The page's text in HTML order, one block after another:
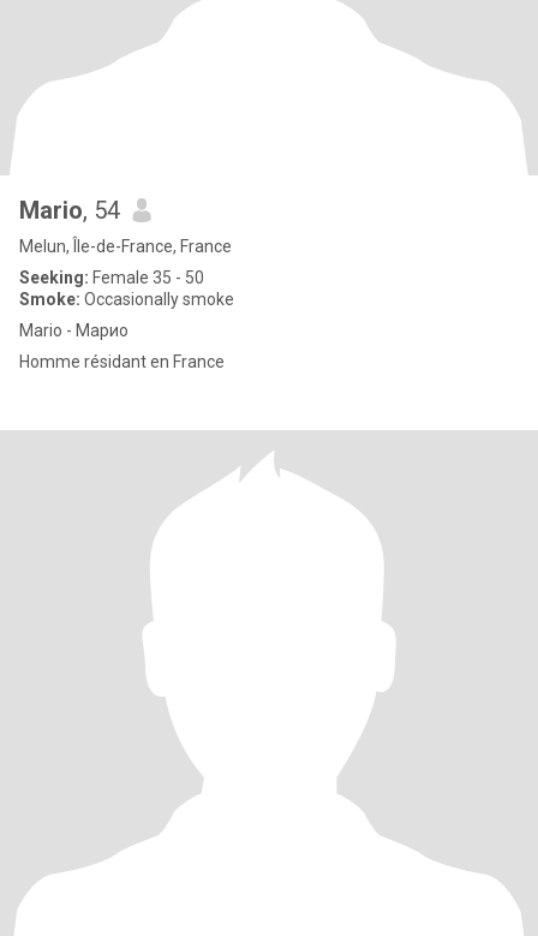
Mario, 54
Melun, Île-de-France, France
Seeking: Female 35 - 50
Smoke: Occasionally smoke
Mario - Марио
Homme résidant en France